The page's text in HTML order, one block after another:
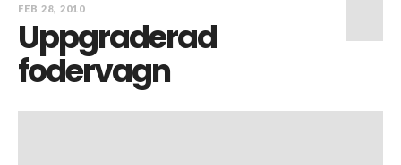
FEB 28, 2010
Uppgraderad
fodervagn